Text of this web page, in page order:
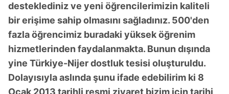
desteklediniz ve yeni öğrencilerimizin kaliteli
bir erişime sahip olmasını sağladınız. 500'den
fazla öğrencimiz buradaki yüksek öğrenim
hizmetlerinden faydalanmakta. Bunun dışında
yine Türkiye-Nijer dostluk tesisi oluşturuldu.
Dolayısıyla aslında şunu ifade edebilirim ki 8
Ocak 2013 tarihli resmi ziyaret bizim için tarihi